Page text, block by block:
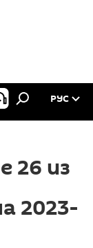
РУС
26 из
2023-